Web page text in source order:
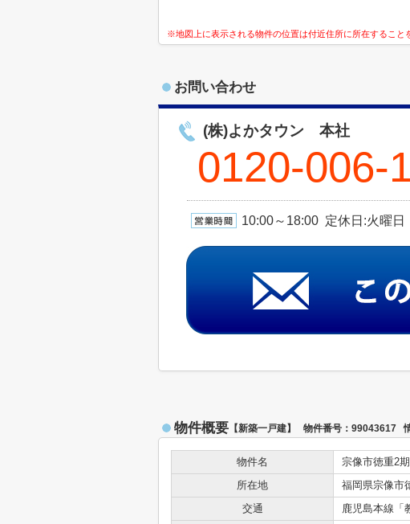
※地図上に表示される物件の位置は付近住所に所在すること
お問い合わせ
(株)よかタウン 本社
0120-006-
10:00～18:00 定休日:火曜日
物件概要 【新築一戸建】 物件番号：99043617
物件名
宗像市徳重2
所在地
福岡県宗像市
交通
鹿児島本線「